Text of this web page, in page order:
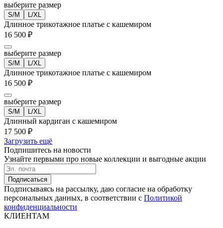
выберите размер
S/M L/XL
Длинное трикотажное платье с кашемиром
16 500 ₽
выберите размер
S/M L/XL
Длинное трикотажное платье с кашемиром
16 500 ₽
выберите размер
S/M L/XL
Длинный кардиган с кашемиром
17 500 ₽
Загрузить ещё
Подпишитесь на новости
Узнайте первыми про новые коллекции и выгодные акции
Подписаться
Подписываясь на рассылку, даю согласие на обработку
персональных данных, в соответствии с Политикой
конфиденциальности
КЛИЕНТАМ